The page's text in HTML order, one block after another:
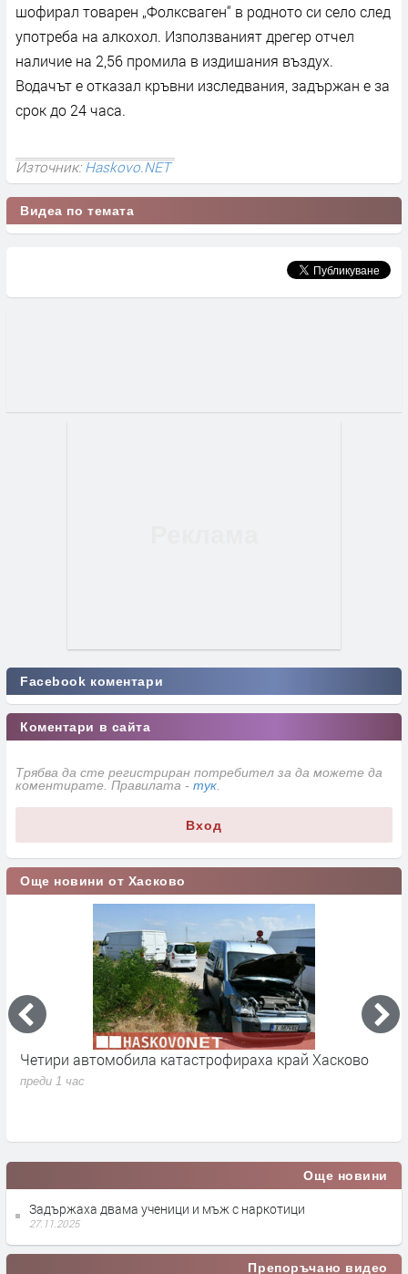
шофирал товарен „Фолксваген“ в родното си село след
употреба на алкохол. Използваният дрегер отчел
наличие на 2,56 промила в издишания въздух.
Водачът е отказал кръвни изследвания, задържан е за
срок до 24 часа.
Източник:Haskovo.NET
Видеа по темата
Facebook коментари
Коментари в сайта
Трябва да сте регистриран потребител за да можете да
коментирате. Правилата - тук
Вход
Още новини от Хасково
Четири автомобила катастрофираха край Хасково
преди 1 час
Още новини
Задържаха двама ученици и мъж с наркотици
27.11.2025
Препоръчано видео